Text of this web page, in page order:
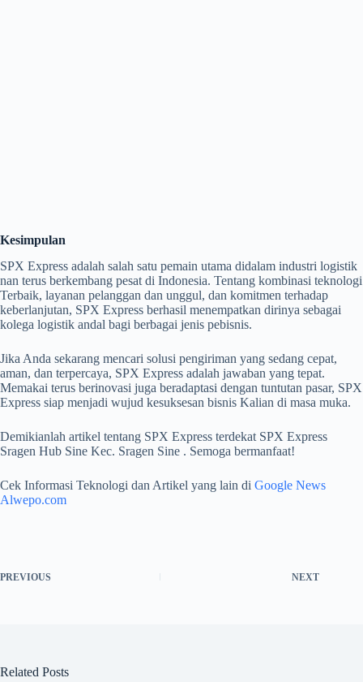
Kesimpulan
SPX Express adalah salah satu pemain utama didalam industri logistik
nan terus berkembang pesat di Indonesia. Tentang kombinasi teknologi
Terbaik, layanan pelanggan dan unggul, dan komitmen terhadap
keberlanjutan, SPX Express berhasil menempatkan dirinya sebagai
kolega logistik andal bagi berbagai jenis pebisnis.
Jika Anda sekarang mencari solusi pengiriman yang sedang cepat,
aman, dan terpercaya, SPX Express adalah jawaban yang tepat.
Memakai terus berinovasi juga beradaptasi dengan tuntutan pasar, SPX
Express siap menjadi wujud kesuksesan bisnis Kalian di masa muka.
Demikianlah artikel tentang SPX Express terdekat SPX Express
Sragen Hub Sine Kec. Sragen Sine . Semoga bermanfaat!
Cek Informasi Teknologi dan Artikel yang lain di Google News
Alwepo.com
PREVIOUS NEXT
Related Posts